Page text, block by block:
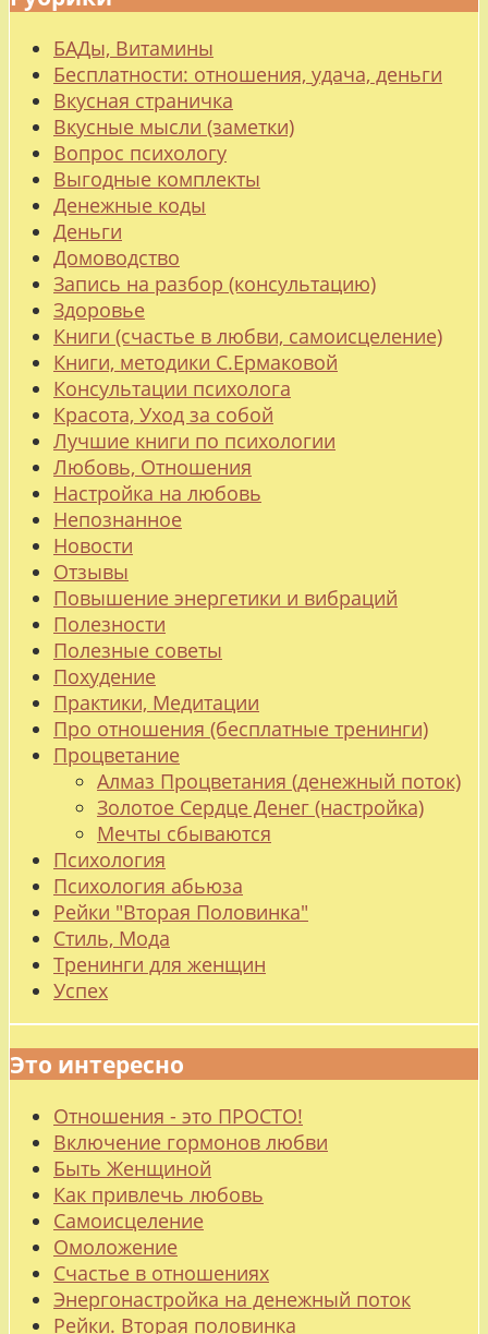
БАДы, Витамины
Бесплатности: отношения, удача, деньги
Вкусная страничка
Вкусные мысли (заметки)
Вопрос психологу
Выгодные комплекты
Денежные коды
Деньги
Домоводство
Запись на разбор (консультацию)
Здоровье
Книги (счастье в любви, самоисцеление)
Книги, методики С.Ермаковой
Консультации психолога
Красота, Уход за собой
Лучшие книги по психологии
Любовь, Отношения
Настройка на любовь
Непознанное
Новости
Отзывы
Повышение энергетики и вибраций
Полезности
Полезные советы
Похудение
Практики, Медитации
Про отношения (бесплатные тренинги)
Процветание
Алмаз Процветания (денежный поток)
Золотое Сердце Денег (настройка)
Мечты сбываются
Психология
Психология абьюза
Рейки "Вторая Половинка"
Стиль, Мода
Тренинги для женщин
Успех
Это интересно
Отношения - это ПРОСТО!
Включение гормонов любви
Быть Женщиной
Как привлечь любовь
Самоисцеление
Омоложение
Счастье в отношениях
Энергонастройка на денежный поток
Рейки. Вторая половинка